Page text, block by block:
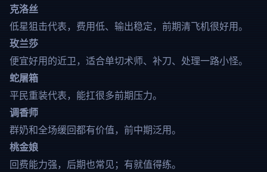
克洛丝
低星狙击代表，费用低、输出稳定，前期清飞机很好用。
玫兰莎
便宜好用的近卫，适合单切术师、补刀、处理一路小怪。
蛇屠箱
平民重装代表，能扛很多前期压力。
调香师
群奶和全场缓回都有价值，前中期泛用。
桃金娘
回费能力强，后期也常见；有就值得练。